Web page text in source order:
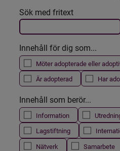
Filtrera resultatet
Det här formuläret postas
Sök med fritext
Innehåll för dig som...
Möter adopterade eller
Är adopterad
Har
Innehåll som berör...
Information
Lagstiftning
Nätverk
Samarbete